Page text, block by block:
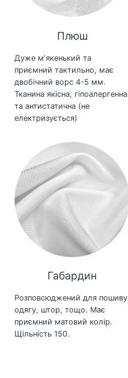
Плюш
Дуже мʼякенький та
приємний тактильно, має
двобічний ворс 4-5 мм.
Тканина якісна, гіпоалергенна
та антистатична (не
електризується)
Габардин
Розповсюджений для пошиву
одягу, штор, тощо. Має
приємний матовий колір.
Щільність 150.